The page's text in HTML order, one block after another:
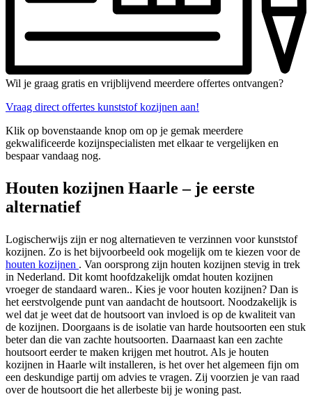
Wil je graag gratis en vrijblijvend meerdere offertes ontvangen?
Vraag direct offertes kunststof kozijnen aan!
Klik op bovenstaande knop om op je gemak meerdere
gekwalificeerde kozijnspecialisten met elkaar te vergelijken en
bespaar vandaag nog.
Houten kozijnen Haarle – je eerste
alternatief
Logischerwijs zijn er nog alternatieven te verzinnen voor kunststof
kozijnen. Zo is het bijvoorbeeld ook mogelijk om te kiezen voor de
houten kozijnen . Van oorsprong zijn houten kozijnen stevig in trek
in Nederland. Dit komt hoofdzakelijk omdat houten kozijnen
vroeger de standaard waren.. Kies je voor houten kozijnen? Dan is
het eerstvolgende punt van aandacht de houtsoort. Noodzakelijk is
wel dat je weet dat de houtsoort van invloed is op de kwaliteit van
de kozijnen. Doorgaans is de isolatie van harde houtsoorten een stuk
beter dan die van zachte houtsoorten. Daarnaast kan een zachte
houtsoort eerder te maken krijgen met houtrot. Als je houten
kozijnen in Haarle wilt installeren, is het over het algemeen fijn om
een deskundige partij om advies te vragen. Zij voorzien je van raad
over de houtsoort die het allerbeste bij je woning past.